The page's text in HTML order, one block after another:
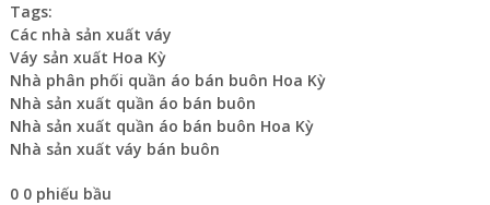
Tags:
Các nhà sản xuất váy
Váy sản xuất Hoa Kỳ
Nhà phân phối quần áo bán buôn Hoa Kỳ
Nhà sản xuất quần áo bán buôn
Nhà sản xuất quần áo bán buôn Hoa Kỳ
Nhà sản xuất váy bán buôn
0 0 phiếu bầu